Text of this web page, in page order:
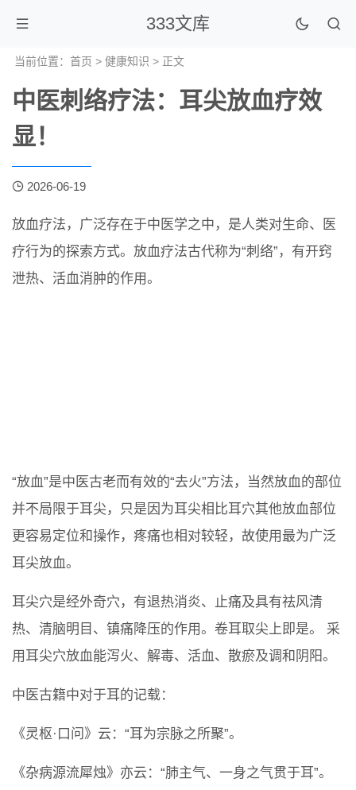
333文库
当前位置： 首页 > 健康知识 > 正文
中医刺络疗法：耳尖放血疗效
显！
2026-06-19
放血疗法，广泛存在于中医学之中，是人类对生命、医
疗行为的探索方式。放血疗法古代称为“刺络”，有开窍
泄热、活血消肿的作用。
“放血”是中医古老而有效的“去火”方法，当然放血的部位
并不局限于耳尖，只是因为耳尖相比耳穴其他放血部位
更容易定位和操作，疼痛也相对较轻，故使用最为广泛
耳尖放血。
耳尖穴是经外奇穴，有退热消炎、止痛及具有祛风清
热、清脑明目、镇痛降压的作用。卷耳取尖上即是。 采
用耳尖穴放血能泻火、解毒、活血、散瘀及调和阴阳。
中医古籍中对于耳的记载：
《灵枢·口问》云：“耳为宗脉之所聚”。
《杂病源流犀烛》亦云：“肺主气、一身之气贯于耳”。